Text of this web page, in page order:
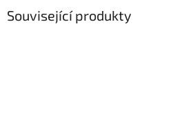
Související produkty